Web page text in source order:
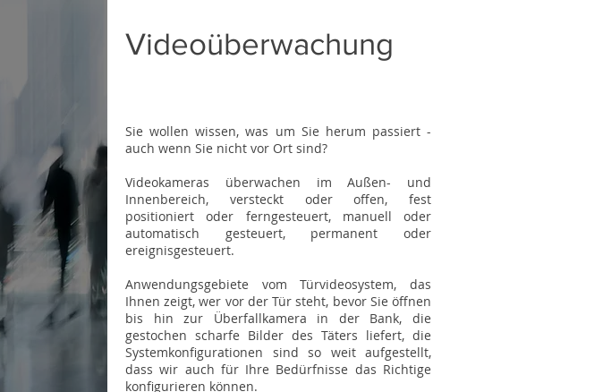
Videoüberwachung
Sie wollen wissen, was um Sie herum passiert -
auch wenn Sie nicht vor Ort sind?
Videokameras überwachen im Außen- und
Innenbereich, versteckt oder offen, fest
positioniert oder ferngesteuert, manuell oder
automatisch gesteuert, permanent oder
ereignisgesteuert.
Anwendungsgebiete vom Türvideosystem, das
Ihnen zeigt, wer vor der Tür steht, bevor Sie öffnen
bis hin zur Überfallkamera in der Bank, die
gestochen scharfe Bilder des Täters liefert, die
Systemkonfigurationen sind so weit aufgestellt,
dass wir auch für Ihre Bedürfnisse das Richtige
konfigurieren können.